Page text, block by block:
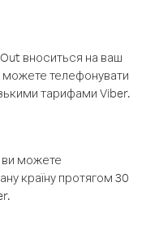
вноситься на ваш
можете телефонувати
тарифами Viber.
можете
країну протягом 30